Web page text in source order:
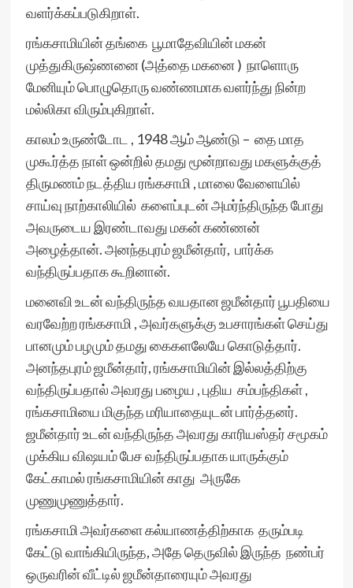
வளர்க்கப்படுகிறாள்.
ரங்கசாமியின் தங்கை பூமாதேவியின் மகன்
முத்துகிருஷ்ணனை (அத்தை மகனை ) நாளொரு
மேனியும் பொழுதொரு வண்ணமாக வளர்ந்து நின்ற
மல்லிகா விரும்புகிறாள்.
காலம் உருண்டோட , 1948 ஆம் ஆண்டு – தை மாத
முகூர்த்த நாள் ஒன்றில் தமது மூன்றாவது மகளுக்குத்
திருமணம் நடத்திய ரங்கசாமி , மாலை வேளையில்
சாய்வு நாற்காலியில் களைப்புடன் அமர்ந்திருந்த போது
அவருடைய இரண்டாவது மகன் கண்ணன்
அழைத்தான். அனந்தபுரம் ஜமீன்தார், பார்க்க
வந்திருப்பதாக கூறினான்.
மனைவி உடன் வந்திருந்த வயதான ஜமீன்தார் பூபதியை
வரவேற்ற ரங்கசாமி , அவர்களுக்கு உபசாரங்கள் செய்து
பானமும் பழமும் தமது கைகளலேயே கொடுத்தார்.
அனந்தபுரம் ஜமீன்தார், ரங்கசாமியின் இல்லத்திற்கு
வந்திருப்பதால் அவரது பழைய , புதிய சம்பந்திகள் ,
ரங்கசாமியை மிகுந்த மரியாதையுடன் பார்த்தனர்.
ஜமீன்தார் உடன் வந்திருந்த அவரது காரியஸ்தர் சமூகம்
முக்கிய விஷயம் பேச வந்திருப்பதாக யாருக்கும்
கேட்காமல் ரங்கசாமியின் காது அருகே
முணுமுணுத்தார்.
ரங்கசாமி அவர்களை கல்யாணத்திற்காக தரும்படி
கேட்டு வாங்கியிருந்த, அதே தெருவில் இருந்த நண்பர்
ஒருவரின் வீட்டில் ஜமீன்தாரையும் அவரது